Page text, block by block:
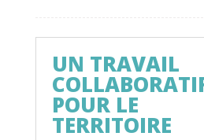
UN TRAVAIL
POUR LE
TERRITOIRE